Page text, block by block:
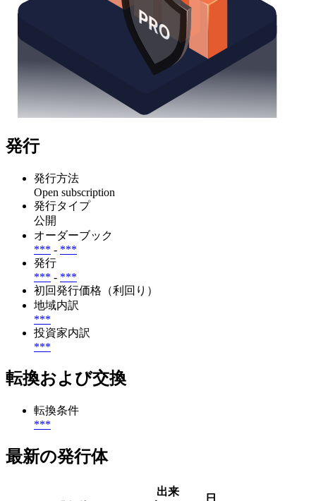
発行
発行方法
Open subscription
発行タイプ
公開
オーダーブック
*** - ***
発行
*** - ***
初回発行価格（利回り）
地域内訳
***
投資家内訳
***
転換および交換
転換条件
***
最新の発行体
出来